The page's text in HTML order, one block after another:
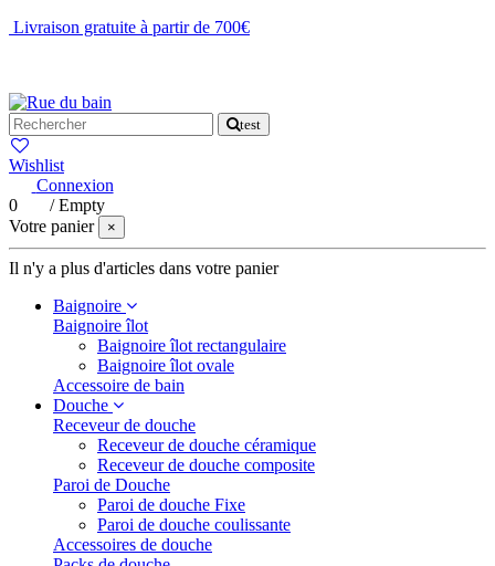
Livraison gratuite à partir de 700€
test
Wishlist
Connexion
0
/Empty
Votre panier
×
Il n'y a plus d'articles dans votre panier
Baignoire
Baignoire îlot
Baignoire îlot rectangulaire
Baignoire îlot ovale
Accessoire de bain
Douche
Receveur de douche
Receveur de douche céramique
Receveur de douche composite
Paroi de Douche
Paroi de douche Fixe
Paroi de douche coulissante
Accessoires de douche